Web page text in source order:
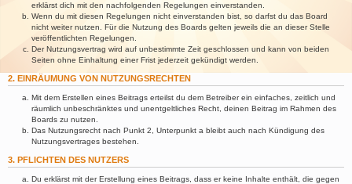
erklärst dich mit den nachfolgenden Regelungen einverstanden.
Wenn du mit diesen Regelungen nicht einverstanden bist, so darfst du das Board
nicht weiter nutzen. Für die Nutzung des Boards gelten jeweils die an dieser Stelle
veröffentlichten Regelungen.
Der Nutzungsvertrag wird auf unbestimmte Zeit geschlossen und kann von beiden
Seiten ohne Einhaltung einer Frist jederzeit gekündigt werden.
2. EINRÄUMUNG VON NUTZUNGSRECHTEN
Mit dem Erstellen eines Beitrags erteilst du dem Betreiber ein einfaches, zeitlich und
räumlich unbeschränktes und unentgeltliches Recht, deinen Beitrag im Rahmen des
Boards zu nutzen.
Das Nutzungsrecht nach Punkt 2, Unterpunkt a bleibt auch nach Kündigung des
Nutzungsvertrages bestehen.
3. PFLICHTEN DES NUTZERS
Du erklärst mit der Erstellung eines Beitrags, dass er keine Inhalte enthält, die gegen